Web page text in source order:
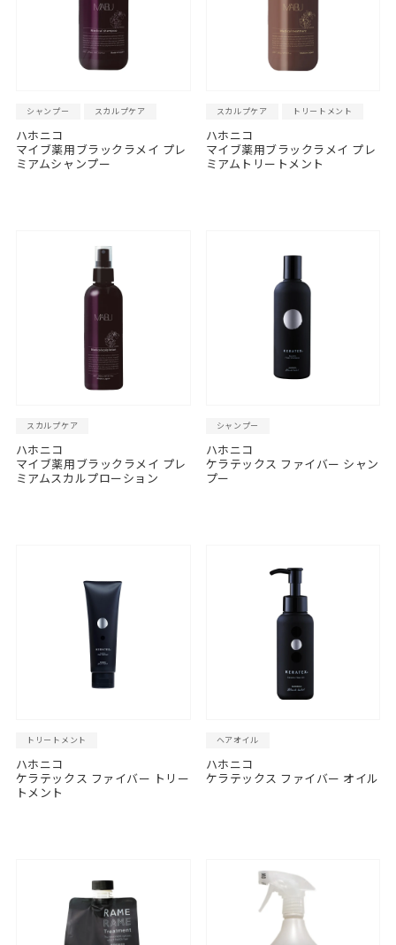
シャンプー スカルプケア
ハホニコ
マイブ薬用ブラックラメイ プレ
ミアムシャンプー
スカルプケア トリートメント
ハホニコ
マイブ薬用ブラックラメイ プレ
ミアムトリートメント
スカルプケア
ハホニコ
マイブ薬用ブラックラメイ プレ
ミアムスカルプローション
シャンプー
ハホニコ
ケラテックス ファイバー シャン
プー
トリートメント
ハホニコ
ケラテックス ファイバー トリー
トメント
ヘアオイル
ハホニコ
ケラテックス ファイバー オイル